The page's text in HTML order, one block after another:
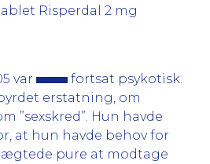
Risperdal 2 mg
var
fortsat psykotisk.
erstatning, om
”sexskred”. Hun havde
at hun havde behov for
pure at modtage